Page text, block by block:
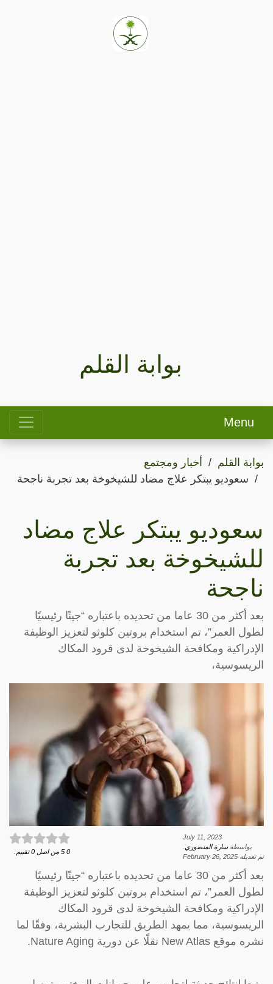
بوابة القلم
Menu
بوابة القلم
أخبار ومجتمع
سعوديو يبتكر علاج مضاد للشيخوخة بعد تجربة ناجحة
سعوديو يبتكر علاج مضاد
للشيخوخة بعد تجربة
ناجحة
بعد أكثر من 30 عاما من تحديده باعتباره “جينًا رئيسيًا
لطول العمر”، تم استخدام بروتين كلوثو لتعزيز الوظيفة
الإدراكية ومكافحة الشيخوخة لدى قرود المكاك
الريسوسية،
July 11, 2023
بواسطةسارة المنصوري
تم تعديله February 26, 2025
0
5 من اصل 0 تقييم.
بعد أكثر من 30 عاما من تحديده باعتباره “جينًا رئيسيًا
لطول العمر”، تم استخدام بروتين كلوثو لتعزيز الوظيفة
الإدراكية ومكافحة الشيخوخة لدى قرود المكاك
الريسوسية، مما يمهد الطريق للتجارب البشرية، وفقًا لما
نشره موقع New Atlas نقلًا عن دورية Nature Aging.